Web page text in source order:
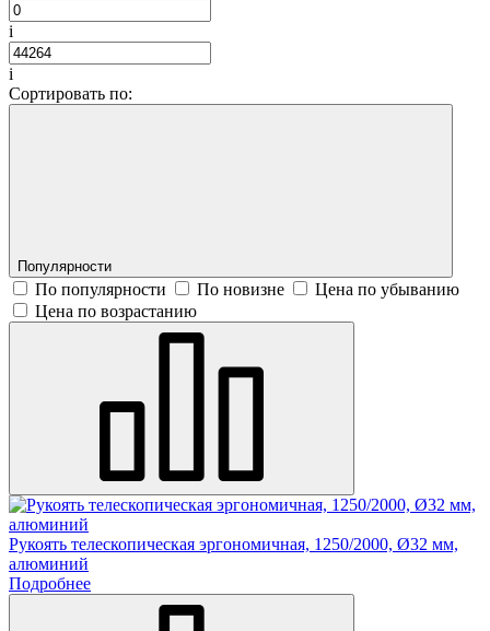
i
i
Сортировать по:
Популярности
По популярности По новизне
Цена по убыванию
Цена по возрастанию
Рукоять телескопическая эргономичная, 1250/2000, Ø32 мм,
алюминий
Подробнее